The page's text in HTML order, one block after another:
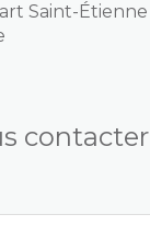
Saint-Étienne
contacter